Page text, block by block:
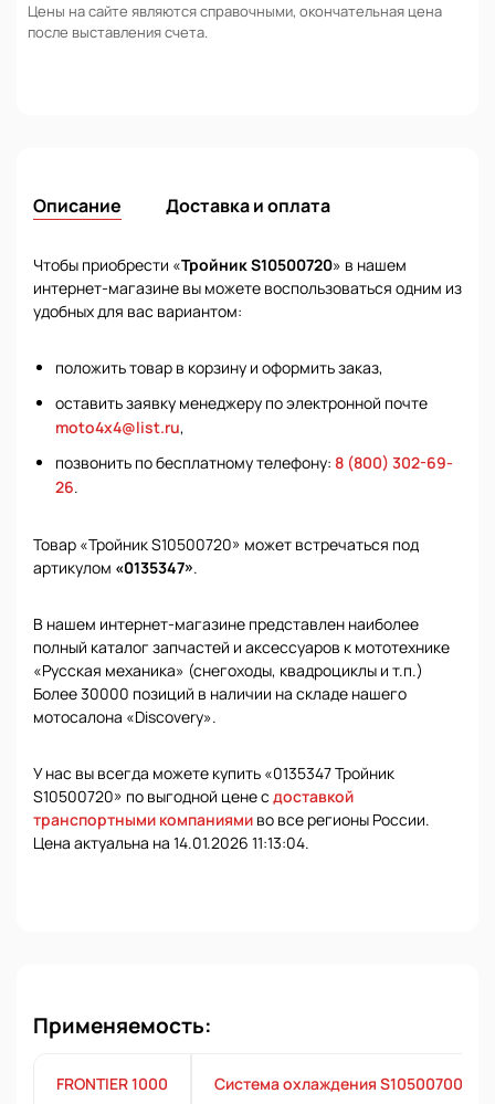
Цены на сайте являются справочными, окончательная цена
после выставления счета.
Описание Доставка и оплата
Чтобы приобрести «Тройник S10500720» в нашем
интернет-магазине вы можете воспользоваться одним из
удобных для вас вариантом:
положить товар в корзину и оформить заказ,
оставить заявку менеджеру по электронной почте
moto4x4@list.ru,
позвонить по бесплатному телефону: 8 (800) 302-69-
26.
Товар «Тройник S10500720» может встречаться под
артикулом «0135347».
В нашем интернет-магазине представлен наиболее
полный каталог запчастей и аксессуаров к мототехнике
«Русская механика» (снегоходы, квадроциклы и т.п.)
Более 30000 позиций в наличии на складе нашего
мотосалона «Discovery».
У нас вы всегда можете купить «0135347 Тройник
S10500720» по выгодной цене с доставкой
транспортными компаниями во все регионы России.
Цена актуальна на 14.01.2026 11:13:04.
Применяемость:
FRONTIER 1000 Система охлаждения S10500700